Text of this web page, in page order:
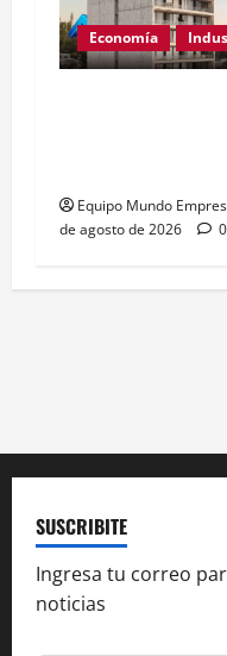
Economía
Equipo Mundo
de agosto de 2026
0
SUSCRIBITE
Ingresa tu correo
noticias